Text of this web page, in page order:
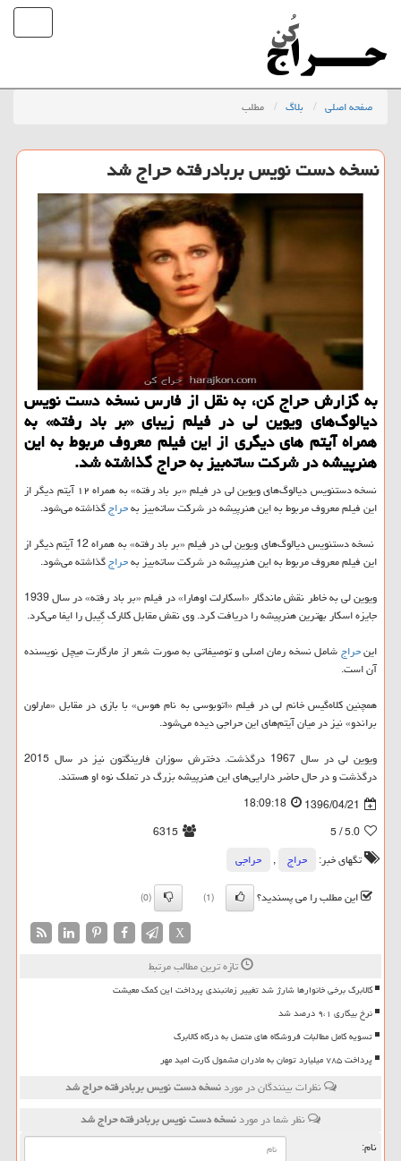
صفحه اصلی بلاگ مطلب
نسخه دست نویس بربادرفته حراج شد
به گزارش حراج كن، به نقل از فارس نسخه دست نویس
دیالوگ‌های ویوین لی در فیلم زیبای «بر باد رفته» به
همراه آیتم های دیگری از این فیلم معروف مربوط به این
هنرپیشه در شركت ساته‌بیز به حراج گذاشته شد.
نسخه دستنویس دیالوگ‌های ویوین لی در فیلم «بر باد رفته» به همراه ۱۲ آیتم دیگر از
این فیلم معروف مربوط به این هنرپیشه در شركت ساته‌بیز بهحراجگذاشته می‌شود.
نسخه دستنویس دیالوگ‌های ویوین لی در فیلم «بر باد رفته» به همراه 12 آیتم دیگر از
این فیلم معروف مربوط به این هنرپیشه در شركت ساته‌بیز بهحراجگذاشته می‌شود.
ویوین لی به خاطر نقش ماندگار «اسكارلت اوهارا» در فیلم «بر باد رفته» در سال 1939
جایزه اسكار بهترین هنرپیشه را دریافت كرد. وی نقش مقابل كلارك گِیبل را ایفا می‌كرد.
اینحراجشامل نسخه رمان اصلی و توصیفاتی به صورت شعر از مارگارت میچل نویسنده
آن است.
همچنین كلاه‌گیس خانم لی در فیلم «اتوبوسی به نام هوس» با بازی در مقابل «مارلون
براندو» نیز در میان آیتم‌های این حراجی دیده می‌شود.
ویوین لی در سال 1967 درگذشت. دخترش سوزان فارینگتون نیز در سال 2015
درگذشت و در حال حاضر دارایی‌های این هنرپیشه بزرگ در تملك نوه او هستند.
1396/04/21
18:09:18
5.0
/ 5
6315
تگهای خبر:
حراج ,
حراجی
این مطلب را می پسندید؟
(1)
(0)
X
تازه ترین مطالب مرتبط
کالابرگ برخی خانوارها شارژ شد تغییر زمانبندی پرداخت این کمک معیشت
نرخ بیکاری ۹،۱ درصد شد
تسویه کامل مطالبات فروشگاه های متصل به درگاه کالابرگ
پرداخت ۷۸۵ میلیارد تومان به مادران مشمول کارت امید مهر
نظرات بینندگان در موردنسخه دست نویس بربادرفته حراج شد
نظر شما در موردنسخه دست نویس بربادرفته حراج شد
نام: